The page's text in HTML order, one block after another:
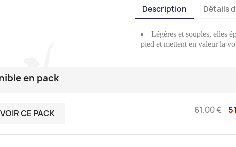
Description Détails
Légères et souples, elles
pied et mettent en valeur la
en pack
VOIR CE PACK 61,00 €